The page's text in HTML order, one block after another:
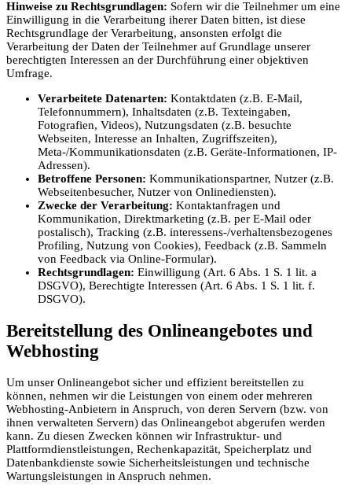
Hinweise zu Rechtsgrundlagen: Sofern wir die Teilnehmer um eine
Einwilligung in die Verarbeitung iherer Daten bitten, ist diese
Rechtsgrundlage der Verarbeitung, ansonsten erfolgt die
Verarbeitung der Daten der Teilnehmer auf Grundlage unserer
berechtigten Interessen an der Durchführung einer objektiven
Umfrage.
Verarbeitete Datenarten: Kontaktdaten (z.B. E-Mail,
Telefonnummern), Inhaltsdaten (z.B. Texteingaben,
Fotografien, Videos), Nutzungsdaten (z.B. besuchte
Webseiten, Interesse an Inhalten, Zugriffszeiten),
Meta-/Kommunikationsdaten (z.B. Geräte-Informationen, IP-
Adressen).
Betroffene Personen: Kommunikationspartner, Nutzer (z.B.
Webseitenbesucher, Nutzer von Onlinediensten).
Zwecke der Verarbeitung: Kontaktanfragen und
Kommunikation, Direktmarketing (z.B. per E-Mail oder
postalisch), Tracking (z.B. interessens-/verhaltensbezogenes
Profiling, Nutzung von Cookies), Feedback (z.B. Sammeln
von Feedback via Online-Formular).
Rechtsgrundlagen: Einwilligung (Art. 6 Abs. 1 S. 1 lit. a
DSGVO), Berechtigte Interessen (Art. 6 Abs. 1 S. 1 lit. f.
DSGVO).
Bereitstellung des Onlineangebotes und
Webhosting
Um unser Onlineangebot sicher und effizient bereitstellen zu
können, nehmen wir die Leistungen von einem oder mehreren
Webhosting-Anbietern in Anspruch, von deren Servern (bzw. von
ihnen verwalteten Servern) das Onlineangebot abgerufen werden
kann. Zu diesen Zwecken können wir Infrastruktur- und
Plattformdienstleistungen, Rechenkapazität, Speicherplatz und
Datenbankdienste sowie Sicherheitsleistungen und technische
Wartungsleistungen in Anspruch nehmen.